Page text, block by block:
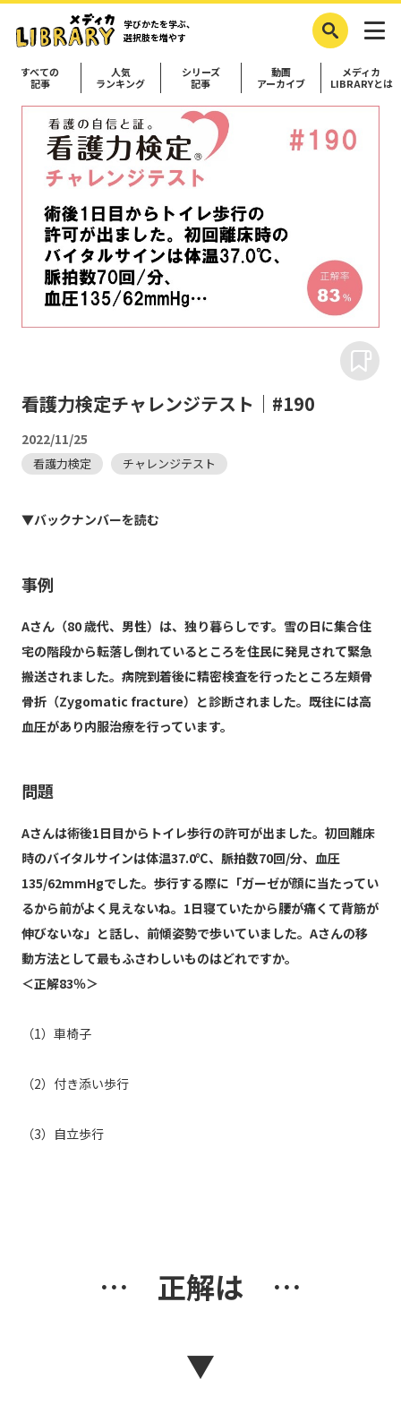
学びかたを学ぶ、
選択肢を増やす
すべての
記事
人気
ランキング
シリーズ
記事
動画
アーカイブ
メディカ
LIBRARYとは
看護力検定チャレンジテスト｜#190
2022/11/25
看護力検定 チャレンジテスト
▼バックナンバーを読む
事例
Aさん（80 歳代、男性）は、独り暮らしです。雪の日に集合住
宅の階段から転落し倒れているところを住民に発見されて緊急
搬送されました。病院到着後に精密検査を行ったところ左頬骨
骨折（Zygomatic fracture）と診断されました。既往には高
血圧があり内服治療を行っています。
問題
Aさんは術後1日目からトイレ歩行の許可が出ました。初回離床
時のバイタルサインは体温37.0℃、脈拍数70回/分、血圧
135/62mmHgでした。歩行する際に「ガーゼが顔に当たってい
るから前がよく見えないね。1日寝ていたから腰が痛くて背筋が
伸びないな」と話し、前傾姿勢で歩いていました。Aさんの移
動方法として最もふさわしいものはどれですか。
＜正解83％＞
（1）車椅子
（2）付き添い歩行
（3）自立歩行
… 正解は …
▼